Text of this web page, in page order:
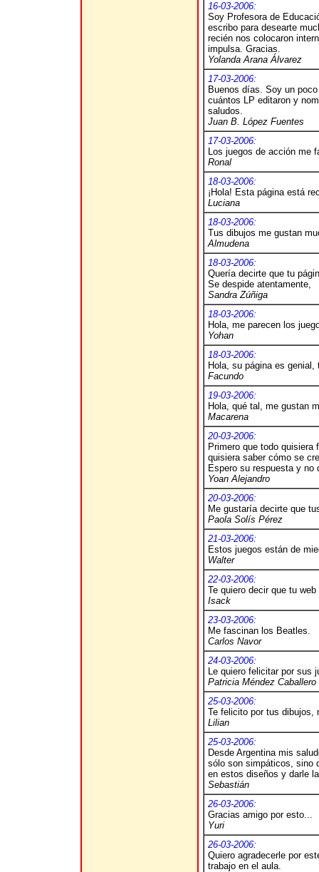
16-03-2006:
Soy Profesora de
escribo para desearte
recién nos colocaron
impulsa. Gracias.
Yolanda Arana Álvarez
17-03-2006:
Buenos días. Soy un
cuántos LP editaron y
saludos.
Juan B. López Fuentes
17-03-2006:
Los juegos de acción me
Ronal
18-03-2006:
¡Hola! Esta página está
Luciana
18-03-2006:
Tus dibujos me gustan
Almudena
18-03-2006:
Quería decirte que tu
Se despide atentamente,
Sandra Zúñiga
18-03-2006:
Hola, me parecen los
Yohan
18-03-2006:
Hola, su página es
Facundo
19-03-2006:
Hola, qué tal, me gustan
Macarena
20-03-2006:
Primero que todo
quisiera saber cómo se
Espero su respuesta y no
Yoan Alejandro
20-03-2006:
Me gustaría decirte que
Paola Solís Pérez
21-03-2006:
Estos juegos están de
Walter
22-03-2006:
Te quiero decir que tu
Isack
23-03-2006:
Me fascinan los Beatles.
Carlos Navor
24-03-2006:
Le quiero felicitar por sus
Patricia Méndez Caballero
25-03-2006:
Te felicito por tus dibujos,
Lilian
25-03-2006:
Desde Argentina mis
sólo son simpáticos, sino
en estos diseños y darle
Sebastián
26-03-2006:
Gracias amigo por esto...
Yuri
26-03-2006:
Quiero agradecerle por
trabajo en el aula.